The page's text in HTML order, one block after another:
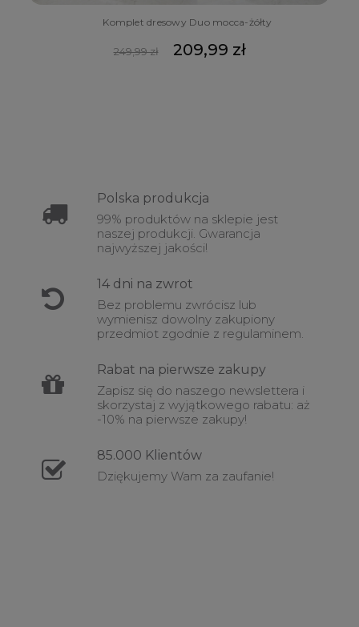
Komplet dresowy Duo mocca-żółty
249,99 zł 209,99 zł
Polska produkcja
99% produktów na sklepie jest
naszej produkcji. Gwarancja
najwyższej jakości!
14 dni na zwrot
Bez problemu zwrócisz lub
wymienisz dowolny zakupiony
przedmiot zgodnie z regulaminem.
Rabat na pierwsze zakupy
Zapisz się do naszego newslettera i
skorzystaj z wyjątkowego rabatu: aż
-10% na pierwsze zakupy!
85.000 Klientów
Dziękujemy Wam za zaufanie!